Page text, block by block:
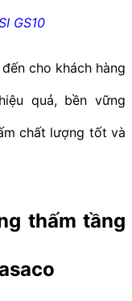
GS10
cho khách hàng
quả, bền vững
chất lượng tốt và
thấm tầng